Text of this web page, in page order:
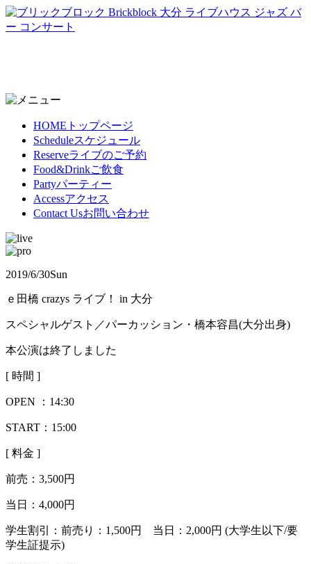
HOME トップページ
Scheduleスケジュール
Reserveライブのご予約
Food&Drinkご飲食
Partyパーティー
Accessアクセス
Contact Usお問い合わせ
2019/6/30Sun
ｅ田橋 crazys ライブ！ in 大分
スペシャルゲスト／パーカッション・橋本容昌(大分出身)
本公演は終了しました
[ 時間 ]
OPEN ： 14:30
START：15:00
[ 料金 ]
前売： 3,500円
当日： 4,000円
学生割引：前売り：1,500円 当日：2,000円 (大学生以下/要
学生証提示)